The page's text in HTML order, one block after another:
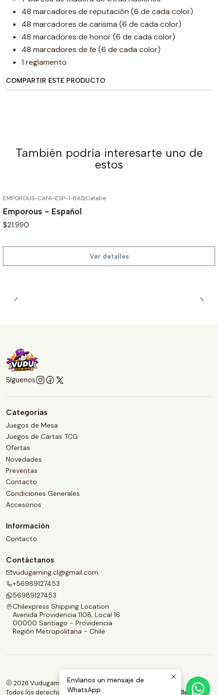
48 marcadores de reputación (6 de cada color)
48 marcadores de carisma (6 de cada color)
48 marcadores de honor (6 de cada color)
48 marcadores de fe (6 de cada color)
1 reglamento
COMPARTIR ESTE PRODUCTO
También podría interesarte uno de
estos
EMPOROUS-CAFA-ESP-1-BAS|Cafabe
Emporous - Español
$21.990
Ver detalles
Síguenos
Categorías
Juegos de Mesa
Juegos de Cartas TCG
Ofertas
Novedades
Preventas
Contacto
Condiciones Generales
Accesorios
Información
Contacto
Contáctanos
vudugaming.cl@gmail.com
+56989127453
56989127453
Chilexpress Shipping Location
Avenida Providencia 1108, Local 16
00000 Santiago - Providencia
Región Metropolitana - Chile
2026 Vudugaming.
Todos los derechos reservados.
Desarrollado por Jumpseller
Envíanos un mensaje de
WhatsApp